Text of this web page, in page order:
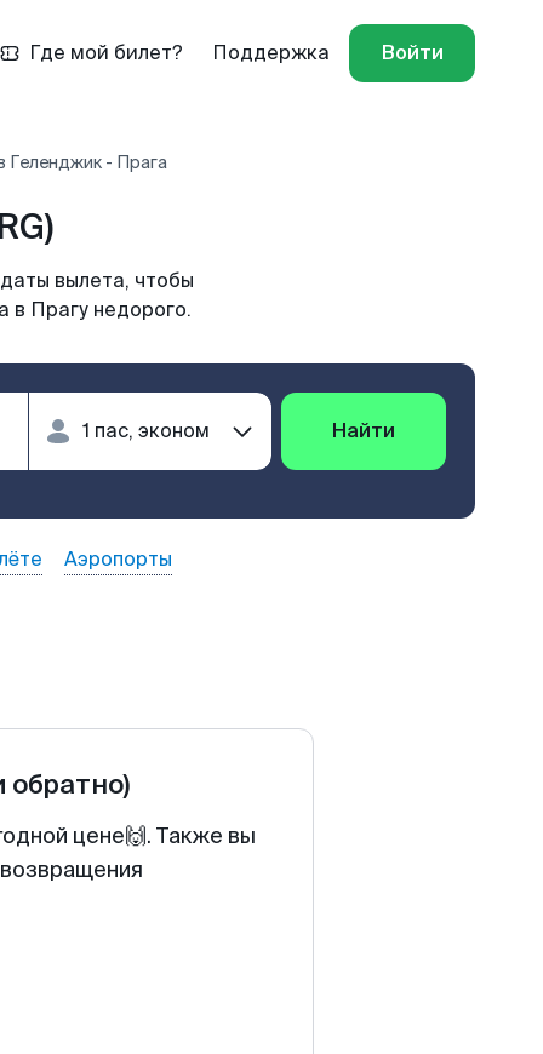
Где мой билет? Поддержка Войти
Геленджик - Прага
вылета, чтобы
в Прагу недорого.
Найти
Аэропорты
обратно)
цене🙌. Также вы